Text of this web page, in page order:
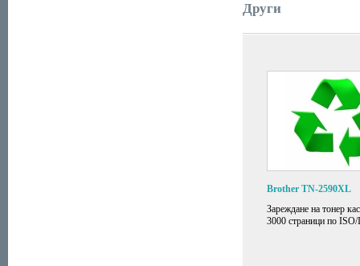
Други
Brother TN-2590XL
Зареждане на тонер
3000 страници по